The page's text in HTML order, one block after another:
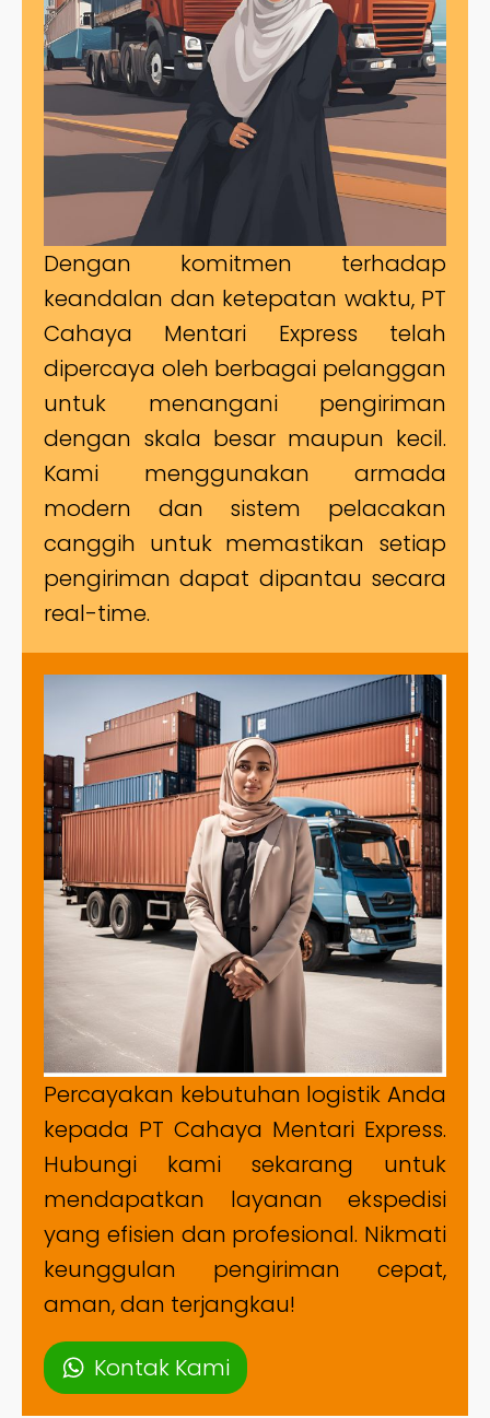
Dengan komitmen terhadap
keandalan dan ketepatan waktu, PT
Cahaya Mentari Express telah
dipercaya oleh berbagai pelanggan
untuk menangani pengiriman
dengan skala besar maupun kecil.
Kami menggunakan armada
modern dan sistem pelacakan
canggih untuk memastikan setiap
pengiriman dapat dipantau secara
real-time.
Percayakan kebutuhan logistik Anda
kepada PT Cahaya Mentari Express.
Hubungi kami sekarang untuk
mendapatkan layanan ekspedisi
yang efisien dan profesional. Nikmati
keunggulan pengiriman cepat,
aman, dan terjangkau!
Kontak Kami